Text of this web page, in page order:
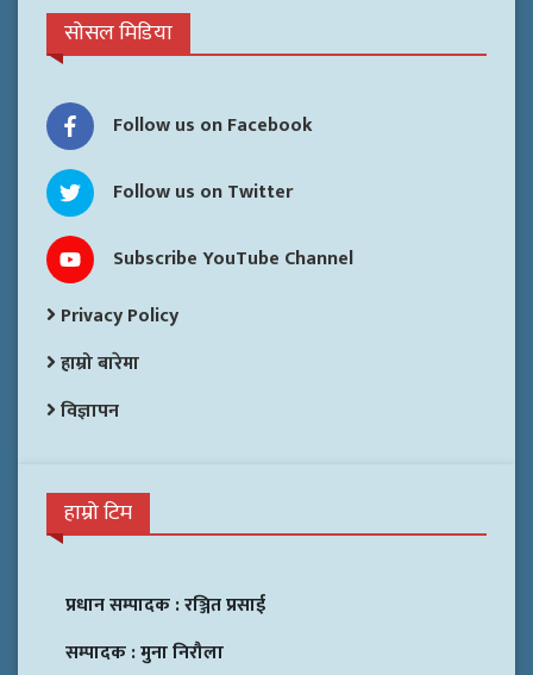
सोसल मिडिया
Follow us on Facebook
Follow us on Twitter
Subscribe YouTube Channel
Privacy Policy
हाम्रो बारेमा
विज्ञापन
हाम्रो टिम
प्रधान सम्पादक :रञ्जित प्रसाई
सम्पादक :मुना निरौला